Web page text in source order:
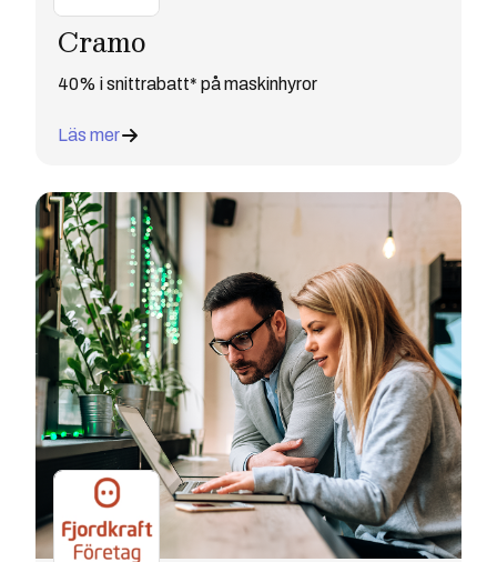
Cramo
40% i snittrabatt* på maskinhyror
Läs mer